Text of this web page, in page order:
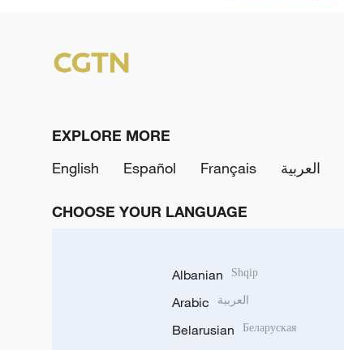
a
V
i
d
EXPLORE MORE
English
Español Français العربية
CHOOSE YOUR LANGUAGE
Albanian Shqip
Arabic العربية
Belarusian Беларуская